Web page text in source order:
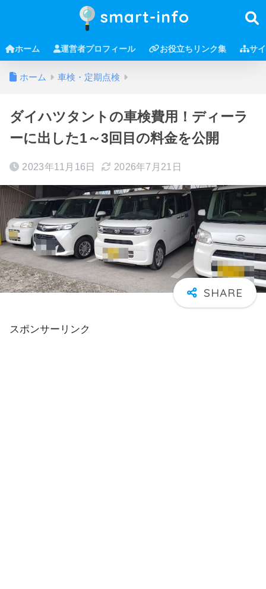
smart-info
ホーム 運営者プロフィール お役立ちリンク集 サ
ホーム 車検・定期点検
ダイハツタントの車検費用！ディーラ
ーに出した1～3回目の料金を公開
2023年11月16日 2026年7月21日
スポンサーリンク